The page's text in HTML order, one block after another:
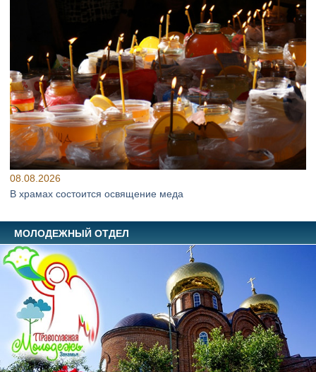
08.08.2026
В храмах состоится освящение меда
МОЛОДЕЖНЫЙ ОТДЕЛ